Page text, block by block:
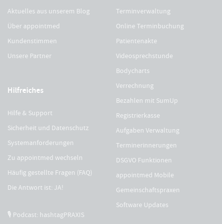
Aktuelles aus unserem Blog
Über appointmed
Kundenstimmen
Unsere Partner
Hilfreiches
Hilfe & Support
Sicherheit und Datenschutz
Systemanforderungen
Zu appointmed wechseln
Häufig gestellte Fragen (FAQ)
Die Antwort ist: JA!
🎙 Podcast: hashtagPRAXIS
Terminverwaltung
Online Terminbuchung
Patientenakte
Videosprechstunde
Bodycharts
Verrechnung
Bezahlen mit SumUp
Registrierkasse
Aufgaben Verwaltung
Terminerinnerungen
DSGVO Funktionen
appointmed Mobile
Gemeinschaftspraxen
Software Updates